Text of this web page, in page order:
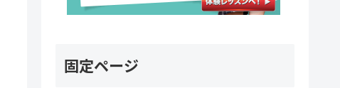
固定ページ